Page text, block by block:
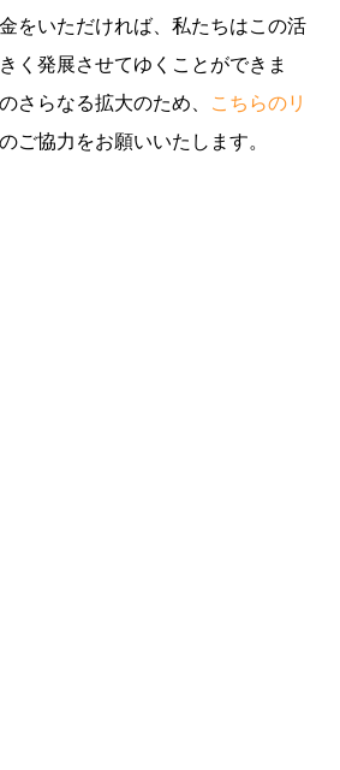
をいただければ、私たちはこの活
く発展させてゆくことができま
さらなる拡大のため、
こちらのリ
ご協力をお願いいたします。